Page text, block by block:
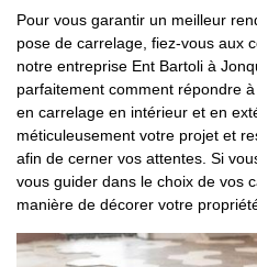
Pour vous garantir un meilleur
pose de carrelage, fiez-vous aux
notre entreprise Ent Bartoli à
parfaitement comment répondre
en carrelage en intérieur et en
méticuleusement votre projet et
afin de cerner vos attentes. Si
vous guider dans le choix de vos
manière de décorer votre